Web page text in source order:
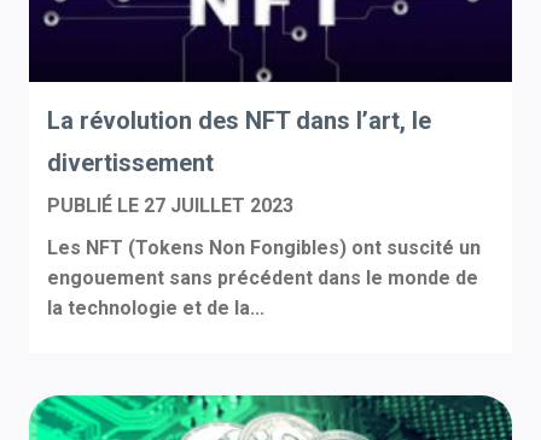
La révolution des NFT dans l’art, le
divertissement
PUBLIÉ LE 27 JUILLET 2023
Les NFT (Tokens Non Fongibles) ont suscité un
engouement sans précédent dans le monde de
la technologie et de la...